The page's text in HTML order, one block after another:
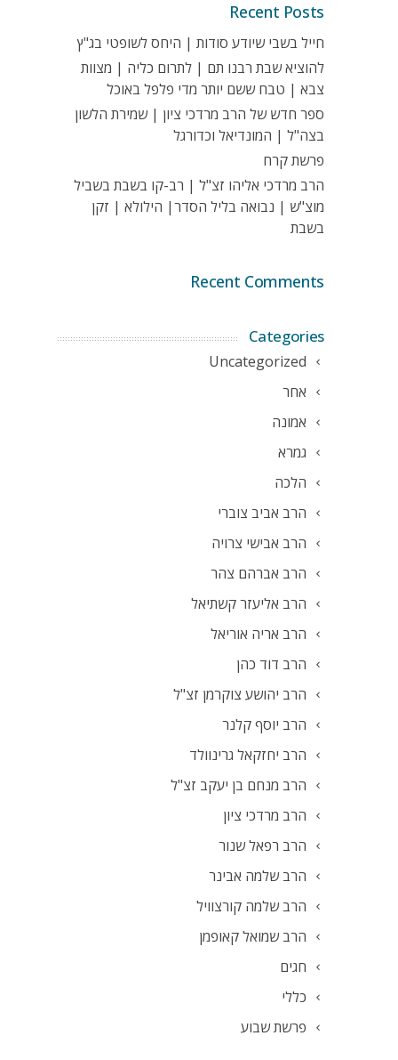
Recent Posts
חייל בשבי שיודע סודות | היחס לשופטי בג"ץ
להוציא שבת רבנו תם | לתרום כליה | מצוות
צבא | טבח ששם יותר מדי פלפל באוכל
ספר חדש של הרב מרדכי ציון | שמירת הלשון
בצה"ל | המונדיאל וכדורגל
פרשת קרח
הרב מרדכי אליהו זצ"ל | רב-קו בשבת בשביל
מוצ"ש | נבואה בליל הסדר| הילולא | זקן
בשבת
Recent Comments
Categories
Uncategorized
אחר
אמונה
גמרא
הלכה
הרב אביב צוברי
הרב אבישי צרויה
הרב אברהם צהר
הרב אליעזר קשתיאל
הרב אריה אוריאל
הרב דוד כהן
הרב יהושע צוקרמן זצ"ל
הרב יוסף קלנר
הרב יחזקאל גרינוולד
הרב מנחם בן יעקב זצ"ל
הרב מרדכי ציון
הרב רפאל שנור
הרב שלמה אבינר
הרב שלמה קורצוויל
הרב שמואל קאופמן
חגים
כללי
פרשת שבוע